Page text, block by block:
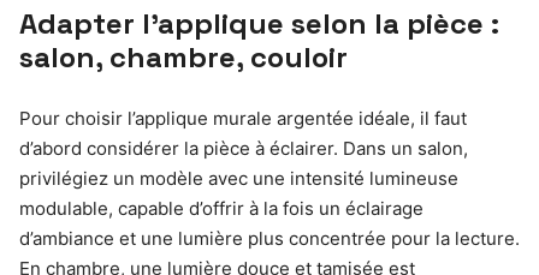
Adapter l’applique selon la pièce :
salon, chambre, couloir
Pour choisir l’applique murale argentée idéale, il faut
d’abord considérer la pièce à éclairer. Dans un salon,
privilégiez un modèle avec une intensité lumineuse
modulable, capable d’offrir à la fois un éclairage
d’ambiance et une lumière plus concentrée pour la lecture.
En chambre, une lumière douce et tamisée est